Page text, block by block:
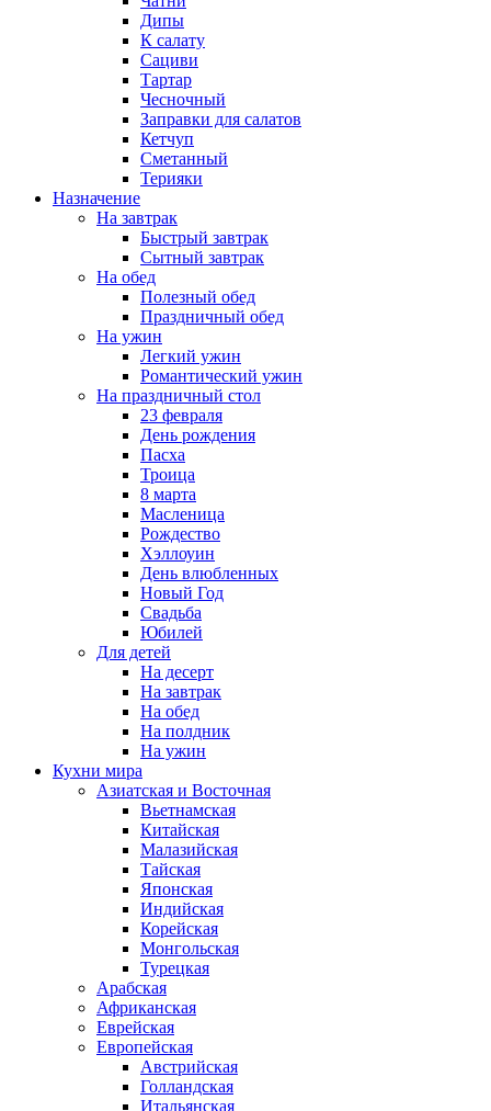
Дипы
К салату
Сациви
Тартар
Чесночный
Заправки для салатов
Кетчуп
Сметанный
Терияки
Назначение
На завтрак
Быстрый завтрак
Сытный завтрак
На обед
Полезный обед
Праздничный обед
На ужин
Легкий ужин
Романтический ужин
На праздничный стол
23 февраля
День рождения
Пасха
Троица
8 марта
Масленица
Рождество
Хэллоуин
День влюбленных
Новый Год
Свадьба
Юбилей
Для детей
На десерт
На завтрак
На обед
На полдник
На ужин
Кухни мира
Азиатская и Восточная
Вьетнамская
Китайская
Малазийская
Тайская
Японская
Индийская
Корейская
Монгольская
Турецкая
Арабская
Африканская
Еврейская
Европейская
Австрийская
Голландская
Итальянская